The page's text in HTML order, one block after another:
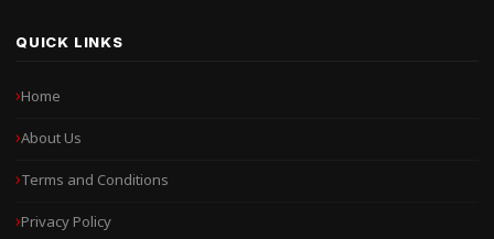
QUICK LINKS
Home
About Us
Terms and Conditions
Privacy Policy